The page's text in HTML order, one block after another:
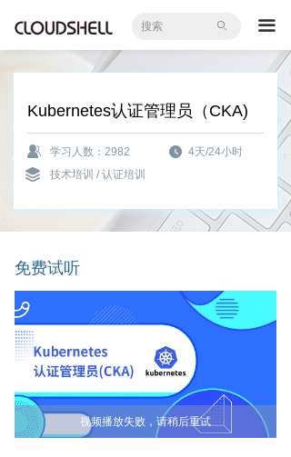
ꄙ 끀
首页
企业内训
大咖直播
国际认证
实验室
教学实力
新闻中心
学习人数：2982 4天/24小时
Kubernetes认证管理员（CKA)
技术培训 / 认证培训
免费试听
视频播放失败，请稍后重试